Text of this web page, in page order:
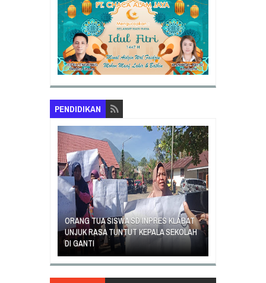
PENDIDIKAN
ORANG TUA SISWA SD INPRES KLABAT
UNJUK RASA TUNTUT KEPALA SEKOLAH
DI GANTI